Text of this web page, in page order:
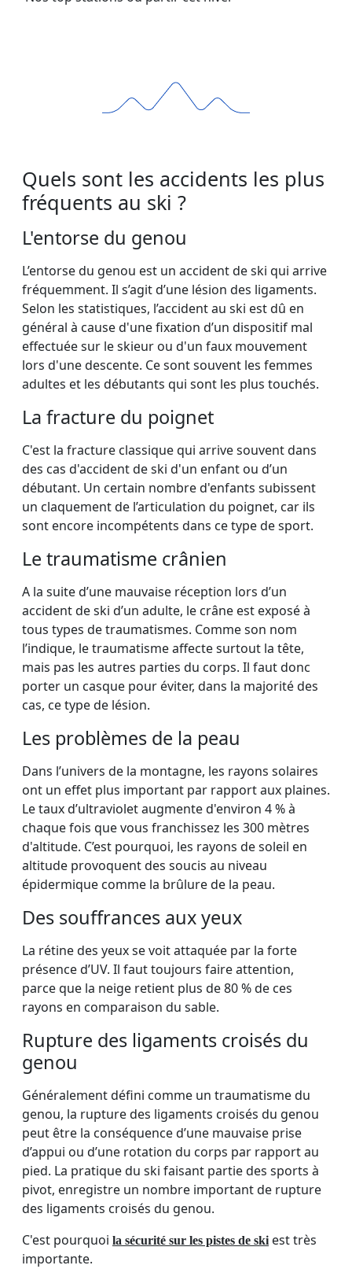
Quels sont les accidents les plus
fréquents au ski ?
L'entorse du genou
L’entorse du genou est un accident de ski qui arrive
fréquemment. Il s’agit d’une lésion des ligaments.
Selon les statistiques, l’accident au ski est dû en
général à cause d'une fixation d’un dispositif mal
effectuée sur le skieur ou d'un faux mouvement
lors d'une descente. Ce sont souvent les femmes
adultes et les débutants qui sont les plus touchés.
La fracture du poignet
C'est la fracture classique qui arrive souvent dans
des cas d'accident de ski d'un enfant ou d’un
débutant. Un certain nombre d'enfants subissent
un claquement de l’articulation du poignet, car ils
sont encore incompétents dans ce type de sport.
Le traumatisme crânien
A la suite d’une mauvaise réception lors d’un
accident de ski d’un adulte, le crâne est exposé à
tous types de traumatismes. Comme son nom
l’indique, le traumatisme affecte surtout la tête,
mais pas les autres parties du corps. Il faut donc
porter un casque pour éviter, dans la majorité des
cas, ce type de lésion.
Les problèmes de la peau
Dans l’univers de la montagne, les rayons solaires
ont un effet plus important par rapport aux plaines.
Le taux d’ultraviolet augmente d'environ 4 % à
chaque fois que vous franchissez les 300 mètres
d'altitude. C’est pourquoi, les rayons de soleil en
altitude provoquent des soucis au niveau
épidermique comme la brûlure de la peau.
Des souffrances aux yeux
La rétine des yeux se voit attaquée par la forte
présence d’UV. Il faut toujours faire attention,
parce que la neige retient plus de 80 % de ces
rayons en comparaison du sable.
Rupture des ligaments croisés du
genou
Généralement défini comme un traumatisme du
genou, la rupture des ligaments croisés du genou
peut être la conséquence d’une mauvaise prise
d’appui ou d’une rotation du corps par rapport au
pied. La pratique du ski faisant partie des sports à
pivot, enregistre un nombre important de rupture
des ligaments croisés du genou.
C'est pourquoi la sécurité sur les pistes de skiest très
importante.